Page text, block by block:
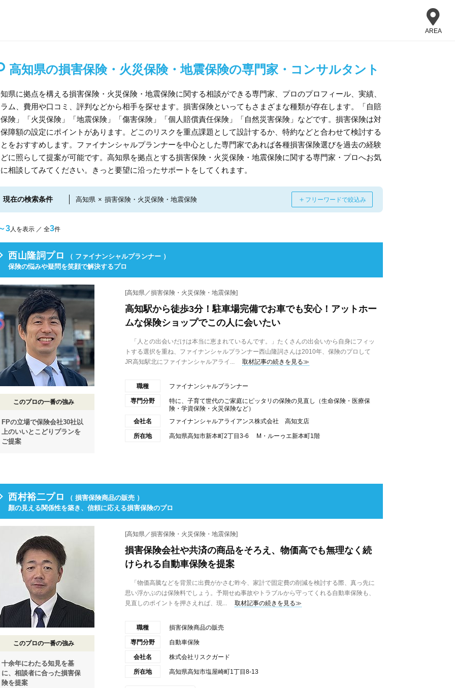
AREA
高知県の損害保険・火災保険・地震保険の専門家・コンサルタント
県に拠点を構える損害保険・火災保険・地震保険に関する相談ができる専門家、プロのプロフィール、実績、
ラム、費用や口コミ、評判などから相手を探せます。損害保険といってもさまざまな種類が存在します。「自賠
険」「火災保険」「地震保険」「傷害保険」「個人賠償責任保険」「自然災害保険」などです。損害保険は対
障額の設定にポイントがあります。どこのリスクを重点課題として設計するか、特約などと合わせて検討する
とをおすすめします。ファイナンシャルプランナーを中心とした専門家であれば各種損害保険選びを過去の経験
に照らして提案が可能です。高知県を拠点とする損害保険・火災保険・地震保険に関する専門家・プロへお気
相談してみてください。きっと要望に沿ったサポートをしてくれます。
現在の検索条件 高知県 × 損害保険・火災保険・地震保険 ＋ フリーワードで絞込み
3人を表示 ／ 全3件
西山隆詞プロ
（ ファイナンシャルプランナー ）
保険の悩みや疑問を笑顔で解決するプロ
このプロの一番の強み
FPの立場で保険会社30社以
上のいいとこどりプランを
ご提案
[高知県／損害保険・火災保険・地震保険]
高知駅から徒歩3分！駐車場完備でお車でも安心！アットホー
ムな保険ショップでこの人に会いたい
「人との出会いだけは本当に恵まれているんです。」たくさんの出会いから自身にフィッ
トする選択を重ね、ファイナンシャルプランナー西山隆詞さんは2010年、保険のプロして
JR高知駅北にファイナンシャルアライ...
取材記事の続きを見る≫
職種 ファイナンシャルプランナー
専門分野
特に、子育て世代のご家庭にピッタリの保険の見直し（生命保険・医療保
険・学資保険・火災保険など）
会社名
ファイナンシャルアライアンス株式会社 高知支店
所在地 高知県高知市新本町2丁目3-6 M・ルーゥエ新本町1階
西村裕二プロ
（ 損害保険商品の販売 ）
顏の見える関係性を築き、信頼に応える損害保険のプロ
このプロの一番の強み
十余年にわたる知見を基
に、相談者に合った損害保
険を提案
[高知県／損害保険・火災保険・地震保険]
損害保険会社や共済の商品をそろえ、物価高でも無理なく続
けられる自動車保険を提案
「物価高騰などを背景に出費がかさむ昨今、家計で固定費の削減を検討する際、真っ先に
思い浮かぶのは保険料でしょう。予期せぬ事故やトラブルから守ってくれる自動車保険も、
見直しのポイントを押さえれば、現...
取材記事の続きを見る≫
職種 損害保険商品の販売
専門分野 自動車保険
会社名 株式会社リスクガード
所在地 高知県高知市塩屋崎町1丁目8-13